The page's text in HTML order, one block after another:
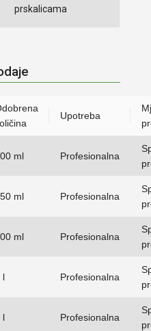
prskalicama
Upotreba
ml Profesionalna
ml Profesionalna
ml Profesionalna
l Profesionalna
l Profesionalna